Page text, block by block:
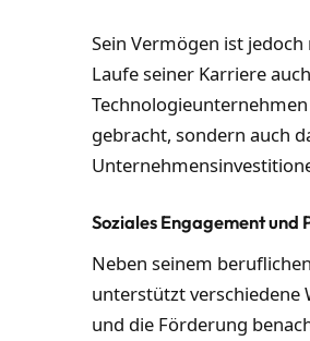
Sein Vermögen ist
Laufe seiner Karriere
gebracht, sondern auch
Soziales Engagement und
Neben seinem
unterstützt verschiedene
und die Förderung